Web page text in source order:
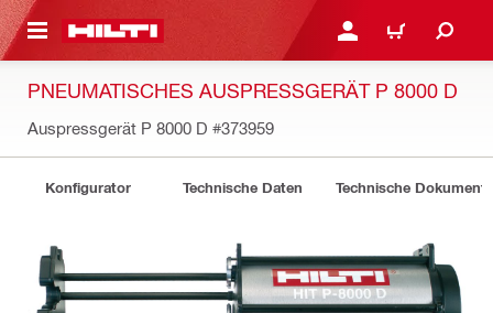
ANMELDEN ODER
WARENKORB
PNEUMATISCHES AUSPRESSGERÄT P 8000 D
Auspressgerät P 8000 D #373959
Konfigurator Technische Daten Technische Dokumente